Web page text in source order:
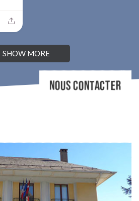
SHOW MORE
NOUS CONTACTER